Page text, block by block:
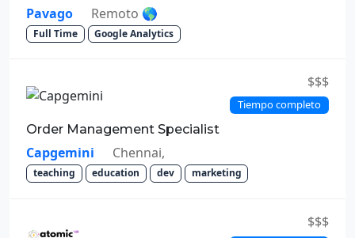
Pavago Remoto 🌎
Full Time Google Analytics
$$$
Tiempo completo
Order Management Specialist
Capgemini Chennai,
teaching education dev marketing
$$$